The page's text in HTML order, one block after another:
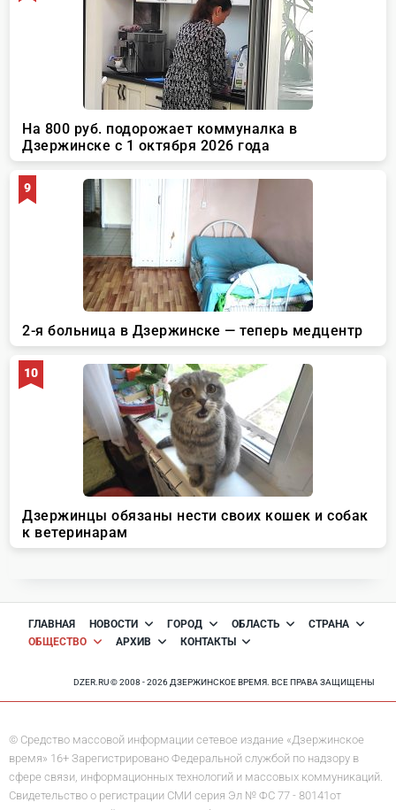
ГЛАВНАЯ НОВОСТИ ГОРОД ОБЛАСТЬ
СТРАНА
ОБЩЕСТВО
АРХИВ КОНТАКТЫ
DZER.RU © 2008 - 2026 ДЗЕРЖИНСКОЕ ВРЕМЯ. ВСЕ ПРАВА ЗАЩИЩЕНЫ
© Средство массовой информации сетевое издание «Дзержинское
время» 16+ Зарегистрировано Федеральной службой по надзору в
сфере связи, информационных технологий и массовых коммуникаций.
Свидетельство о регистрации СМИ серия Эл № ФС 77 - 80141от